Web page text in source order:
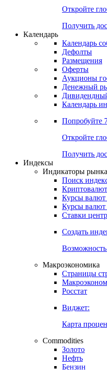
Попробуйте
Откройте
Получить
Календарь
Календарь
Дефолты
Размещения
Оферты
Денежный
Календарь
Попробуйте
Откройте
Получить
Индикаторы рынка
Поиск
Курсы валют
Ставки
Создать
Возможность
Страницы
Росстат
Виджет:
Карта